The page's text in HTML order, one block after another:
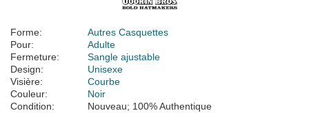
Forme:
Autres Casquettes
Pour:
Adulte
Fermeture:
Sangle ajustable
Design:
Unisexe
Visière:
Courbe
Couleur:
Noir
Condition:
Nouveau; 100% Authentique